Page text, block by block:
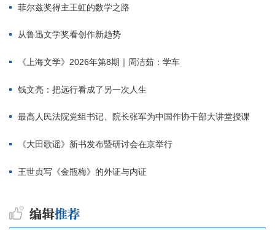
菲尔兹奖得主王虹的数学之路
从鲁迅文学奖看创作新趋势
《上海文学》2026年第8期｜周洁茹：学车
钱文亮：把远行看成了另一次人生
最高人民法院党组书记、院长张军为中国作协干部大讲堂授课
《大田歌谣》新书发布暨研讨会在京举行
王世贞写《金瓶梅》的外证与内证